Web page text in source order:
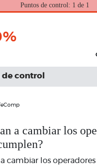
Puntos de control: 1 de 1
de control
a cambiar los
a cambiar los